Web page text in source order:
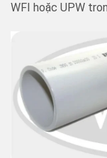
WFI hoặc UPW